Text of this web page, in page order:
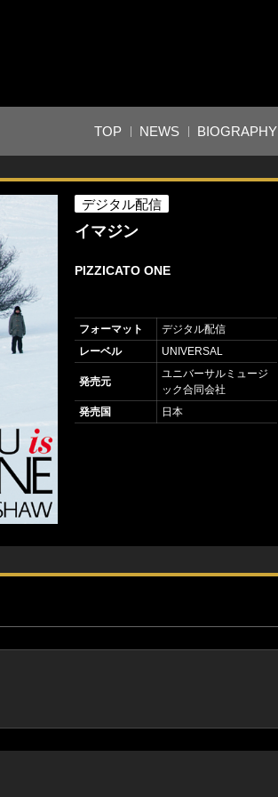
TOP NEWS BIOGRAPHY
デジタル配信
イマジン
PIZZICATO ONE
フォーマット
デジタル配信
レーベル
UNIVERSAL
発売元
ユニバーサルミュージ
ック合同会社
発売国
日本